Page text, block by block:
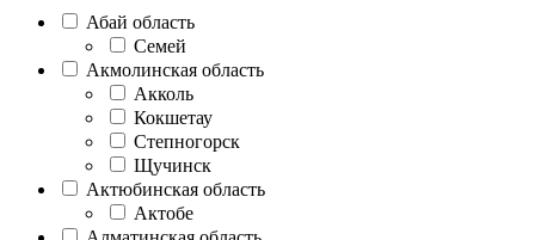
Абай область
Семей
Акмолинская область
Акколь
Кокшетау
Степногорск
Щучинск
Актюбинская область
Актобе